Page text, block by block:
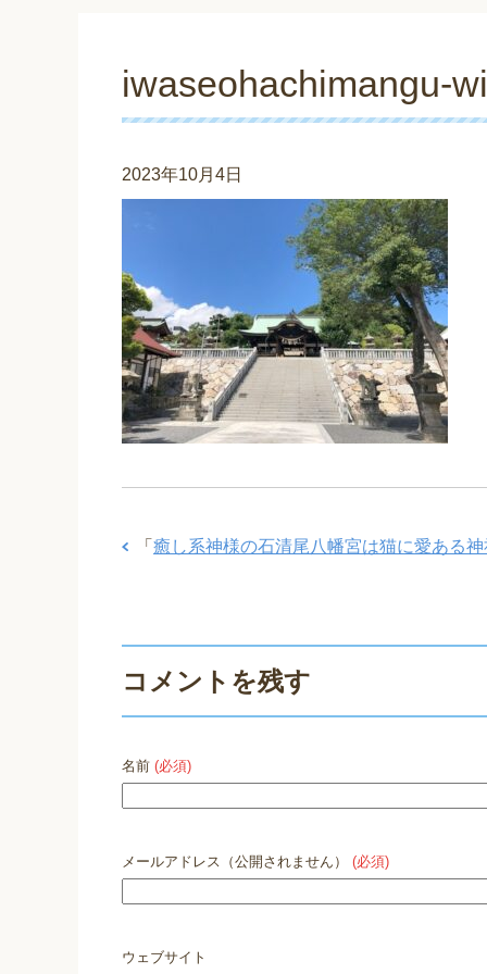
iwaseohachimangu-
2023年10月4日
「 癒し系神様の石清尾八幡宮は猫に愛ある神
コメントを残す
名前 (必須)
メールアドレス（公開されません） (必須)
ウェブサイト